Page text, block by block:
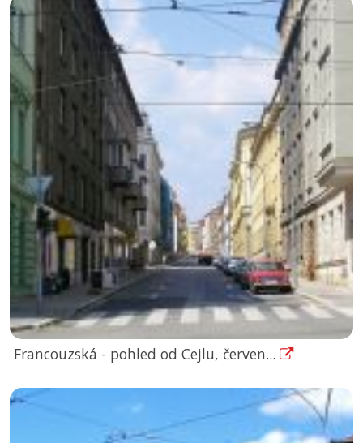
Francouzská - pohled od Cejlu, červen...